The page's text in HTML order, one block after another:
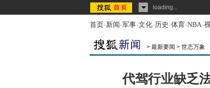
loading...
首页-新闻-军事-文化-历史-体育-NBA-
> 最新要闻 > 世态万象
代驾行业缺乏